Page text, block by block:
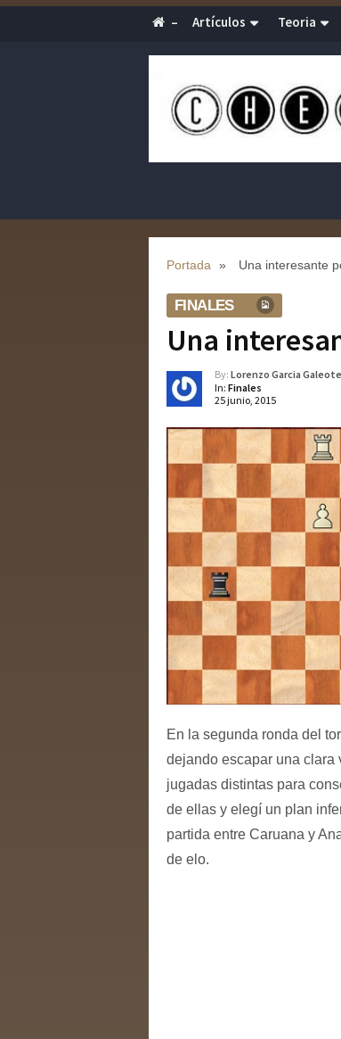
– Artículos Teoria
Portada » Una interesante
FINALES
Una
By: Lorenzo Garcia Galeote
In: Finales
25 junio, 2015
En la segunda ronda del
dejando escapar una clara
jugadas distintas para
de ellas y elegí un plan
partida entre Caruana y
de elo.